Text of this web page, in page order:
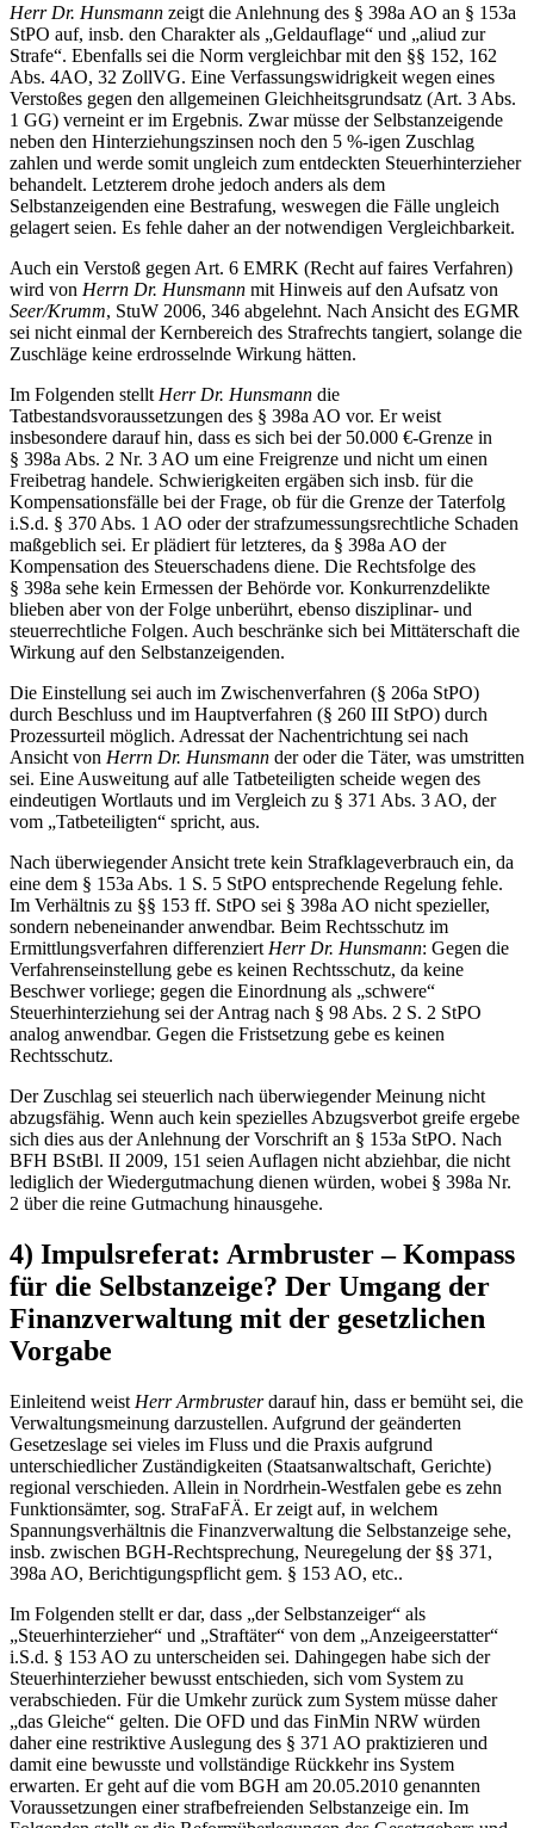
Herr Dr. Hunsmann zeigt die Anlehnung des § 398a AO an § 153a
StPO auf, insb. den Charakter als „Geldauflage“ und „aliud zur
Strafe“. Ebenfalls sei die Norm vergleichbar mit den §§ 152, 162
Abs. 4AO, 32 ZollVG. Eine Verfassungswidrigkeit wegen eines
Verstoßes gegen den allgemeinen Gleichheitsgrundsatz (Art. 3 Abs.
1 GG) verneint er im Ergebnis. Zwar müsse der Selbstanzeigende
neben den Hinterziehungszinsen noch den 5 %-igen Zuschlag
zahlen und werde somit ungleich zum entdeckten Steuerhinterzieher
behandelt. Letzterem drohe jedoch anders als dem
Selbstanzeigenden eine Bestrafung, weswegen die Fälle ungleich
gelagert seien. Es fehle daher an der notwendigen Vergleichbarkeit.
Auch ein Verstoß gegen Art. 6 EMRK (Recht auf faires Verfahren)
wird von Herrn Dr. Hunsmann mit Hinweis auf den Aufsatz von
Seer/Krumm, StuW 2006, 346 abgelehnt. Nach Ansicht des EGMR
sei nicht einmal der Kernbereich des Strafrechts tangiert, solange die
Zuschläge keine erdrosselnde Wirkung hätten.
Im Folgenden stellt Herr Dr. Hunsmann die
Tatbestandsvoraussetzungen des § 398a AO vor. Er weist
insbesondere darauf hin, dass es sich bei der 50.000 €-Grenze in
§ 398a Abs. 2 Nr. 3 AO um eine Freigrenze und nicht um einen
Freibetrag handele. Schwierigkeiten ergäben sich insb. für die
Kompensationsfälle bei der Frage, ob für die Grenze der Taterfolg
i.S.d. § 370 Abs. 1 AO oder der strafzumessungsrechtliche Schaden
maßgeblich sei. Er plädiert für letzteres, da § 398a AO der
Kompensation des Steuerschadens diene. Die Rechtsfolge des
§ 398a sehe kein Ermessen der Behörde vor. Konkurrenzdelikte
blieben aber von der Folge unberührt, ebenso disziplinar- und
steuerrechtliche Folgen. Auch beschränke sich bei Mittäterschaft die
Wirkung auf den Selbstanzeigenden.
Die Einstellung sei auch im Zwischenverfahren (§ 206a StPO)
durch Beschluss und im Hauptverfahren (§ 260 III StPO) durch
Prozessurteil möglich. Adressat der Nachentrichtung sei nach
Ansicht von Herrn Dr. Hunsmann der oder die Täter, was umstritten
sei. Eine Ausweitung auf alle Tatbeteiligten scheide wegen des
eindeutigen Wortlauts und im Vergleich zu § 371 Abs. 3 AO, der
vom „Tatbeteiligten“ spricht, aus.
Nach überwiegender Ansicht trete kein Strafklageverbrauch ein, da
eine dem § 153a Abs. 1 S. 5 StPO entsprechende Regelung fehle.
Im Verhältnis zu §§ 153 ff. StPO sei § 398a AO nicht spezieller,
sondern nebeneinander anwendbar. Beim Rechtsschutz im
Ermittlungsverfahren differenziert Herr Dr. Hunsmann: Gegen die
Verfahrenseinstellung gebe es keinen Rechtsschutz, da keine
Beschwer vorliege; gegen die Einordnung als „schwere“
Steuerhinterziehung sei der Antrag nach § 98 Abs. 2 S. 2 StPO
analog anwendbar. Gegen die Fristsetzung gebe es keinen
Rechtsschutz.
Der Zuschlag sei steuerlich nach überwiegender Meinung nicht
abzugsfähig. Wenn auch kein spezielles Abzugsverbot greife ergebe
sich dies aus der Anlehnung der Vorschrift an § 153a StPO. Nach
BFH BStBl. II 2009, 151 seien Auflagen nicht abziehbar, die nicht
lediglich der Wiedergutmachung dienen würden, wobei § 398a Nr.
2 über die reine Gutmachung hinausgehe.
4) Impulsreferat: Armbruster – Kompass
für die Selbstanzeige? Der Umgang der
Finanzverwaltung mit der gesetzlichen
Vorgabe
Einleitend weist Herr Armbrusterdarauf hin, dass er bemüht sei, die
Verwaltungsmeinung darzustellen. Aufgrund der geänderten
Gesetzeslage sei vieles im Fluss und die Praxis aufgrund
unterschiedlicher Zuständigkeiten (Staatsanwaltschaft, Gerichte)
regional verschieden. Allein in Nordrhein-Westfalen gebe es zehn
Funktionsämter, sog. StraFaFÄ. Er zeigt auf, in welchem
Spannungsverhältnis die Finanzverwaltung die Selbstanzeige sehe,
insb. zwischen BGH-Rechtsprechung, Neuregelung der §§ 371,
398a AO, Berichtigungspflicht gem. § 153 AO, etc..
Im Folgenden stellt er dar, dass „der Selbstanzeiger“ als
„Steuerhinterzieher“ und „Straftäter“ von dem „Anzeigeerstatter“
i.S.d. § 153 AO zu unterscheiden sei. Dahingegen habe sich der
Steuerhinterzieher bewusst entschieden, sich vom System zu
verabschieden. Für die Umkehr zurück zum System müsse daher
„das Gleiche“ gelten. Die OFD und das FinMin NRW würden
daher eine restriktive Auslegung des § 371 AO praktizieren und
damit eine bewusste und vollständige Rückkehr ins System
erwarten. Er geht auf die vom BGH am 20.05.2010 genannten
Voraussetzungen einer strafbefreienden Selbstanzeige ein. Im